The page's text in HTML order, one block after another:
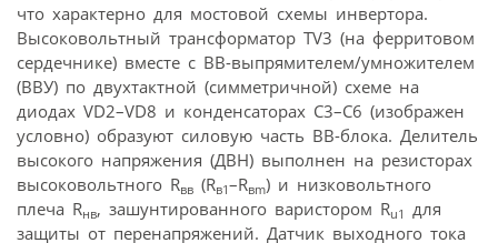
что характерно для мостовой схемы инвертора.
Высоковольтный трансформатор TV3 (на ферритовом
сердечнике) вместе с ВВ-выпрямителем/умножителем
(ВВУ) по двухтактной (симметричной) схеме на
диодах VD2–VD8 и конденсаторах С3–С6 (изображен
условно) образуют силовую часть ВВ-блока. Делитель
высокого напряжения (ДВН) выполнен на резисторах
высоковольтного Rвв (Rв1–Rвm) и низковольтного
плеча Rнв, зашунтированного варистором Ru1
для
защиты от перенапряжений. Датчик выходного тока